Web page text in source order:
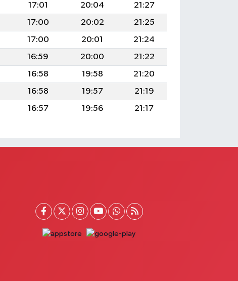
17:01 20:04
21:27
17:00 20:02
21:25
17:00 20:01
21:24
16:59 20:00
21:22
16:58 19:58
21:20
16:58 19:57
21:19
16:57 19:56 21:17